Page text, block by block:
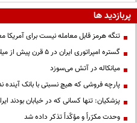
پربازدید ها
تنگه هرمز قابل معامله نیست برای آمریکا
گستره امپراتوری ایران در ۵ قرن پیش از میلاد؛ تصویری از ایران ۲۵ قرن پیش
میانکاله در آتش می‌سوزد
پارچه فروشی که هیچ نسبتی با بانک آینده
پزشکیان: تنها کسانی که در خیابان بودند
وحدت مکرّراً و مؤکّداً تذکر داده شد